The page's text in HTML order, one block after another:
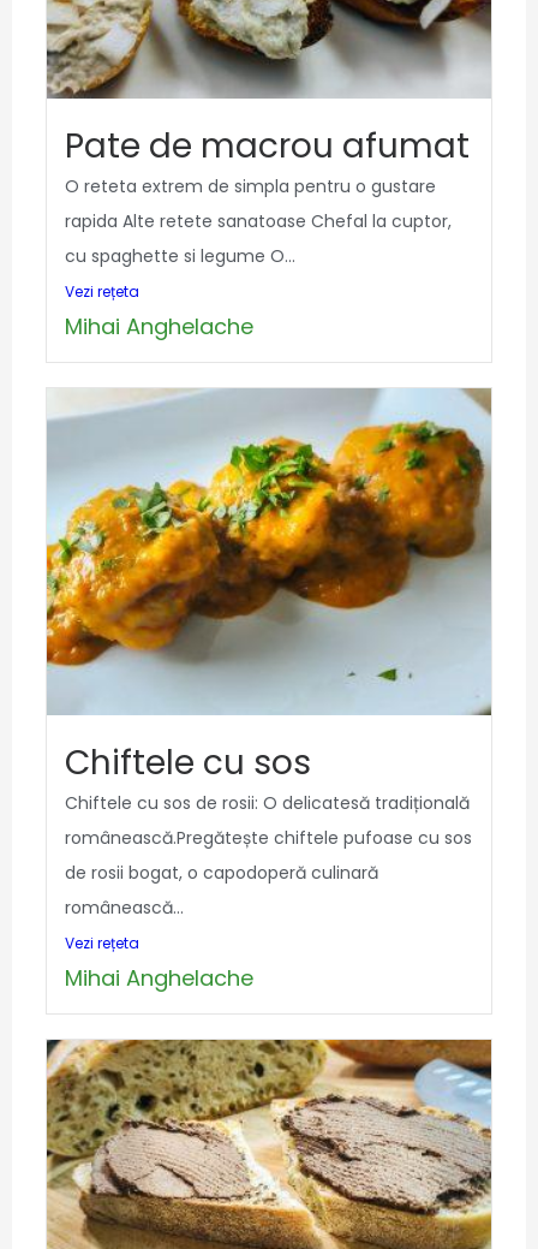
Pate de macrou afumat
O reteta extrem de simpla pentru o gustare
rapida Alte retete sanatoase Chefal la cuptor,
cu spaghette si legume O...
Vezi rețeta
Mihai Anghelache
Chiftele cu sos
Chiftele cu sos de rosii: O delicatesă tradițională
românească.Pregătește chiftele pufoase cu sos
de rosii bogat, o capodoperă culinară
românească...
Vezi rețeta
Mihai Anghelache